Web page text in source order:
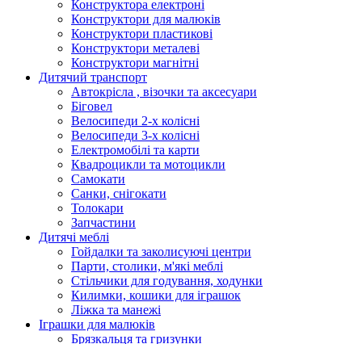
Конструктора електроні
Конструктори для малюків
Конструктори пластикові
Конструктори металеві
Конструктори магнітні
Дитячий транспорт
Автокрісла , візочки та аксесуари
Біговел
Велосипеди 2-х колісні
Велосипеди 3-х колісні
Електромобілі та карти
Квадроцикли та мотоцикли
Самокати
Санки, снігокати
Толокари
Запчастини
Дитячі меблі
Гойдалки та заколисуючі центри
Парти, столики, м'які меблі
Стільчики для годування, ходунки
Килимки, кошики для іграшок
Ліжка та манежі
Іграшки для малюків
Брязкальця та гризунки